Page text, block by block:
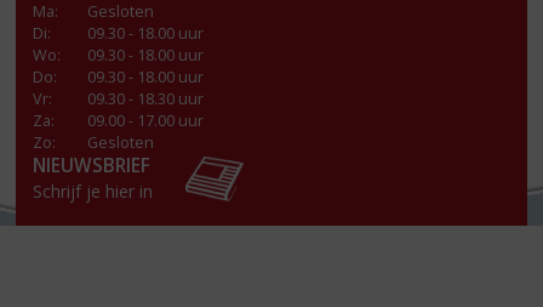
Ma:
Gesloten
Di:
09.30 - 18.00 uur
Wo:
09.30 - 18.00 uur
Do:
09.30 - 18.00 uur
Vr:
09.30 - 18.30 uur
Za:
09.00 - 17.00 uur
Zo:
Gesloten
NIEUWSBRIEF
Schrijf je hier in